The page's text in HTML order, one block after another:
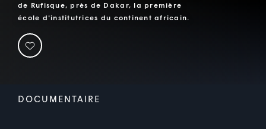
de Rufisque, près de Dakar, la première
école d'institutrices du continent africain.
DOCUMENTAIRE